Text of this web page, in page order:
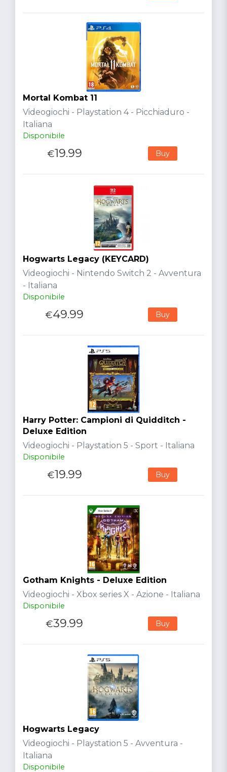
Mortal Kombat 11
Videogiochi - Playstation 4 - Picchiaduro -
Italiana
Disponibile
€19.99 Buy
Hogwarts Legacy (KEYCARD)
Videogiochi - Nintendo Switch 2 - Avventura
- Italiana
Disponibile
€49.99 Buy
Harry Potter: Campioni di Quidditch -
Deluxe Edition
Videogiochi - Playstation 5 - Sport - Italiana
Disponibile
€19.99 Buy
Gotham Knights - Deluxe Edition
Videogiochi - Xbox series X - Azione - Italiana
Disponibile
€39.99 Buy
Hogwarts Legacy
Videogiochi - Playstation 5 - Avventura -
Italiana
Disponibile